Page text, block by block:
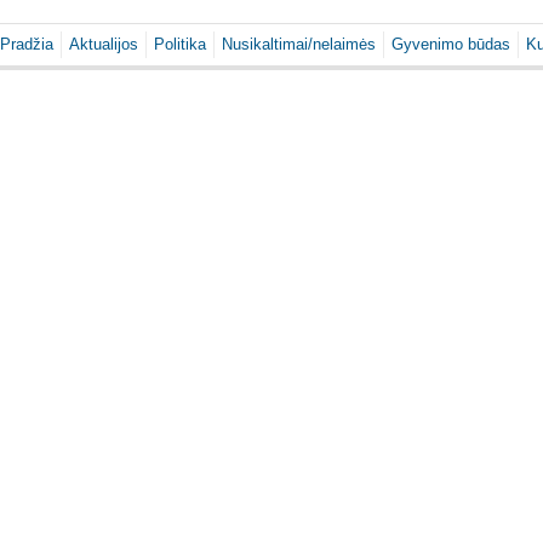
Pradžia Aktualijos Politika Nusikaltimai/nelaimės Gyvenimo būdas